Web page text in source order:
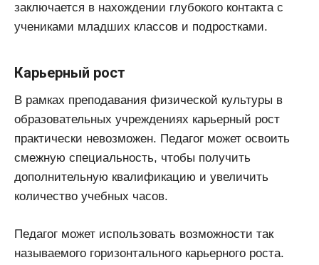
заключается в нахождении глубокого контакта с
учениками младших классов и подростками.
Карьерный рост
В рамках преподавания физической культуры в
образовательных учреждениях карьерный рост
практически невозможен. Педагог может освоить
смежную специальность, чтобы получить
дополнительную квалификацию и увеличить
количество учебных часов.
Педагог может использовать возможности так
называемого горизонтального карьерного роста.